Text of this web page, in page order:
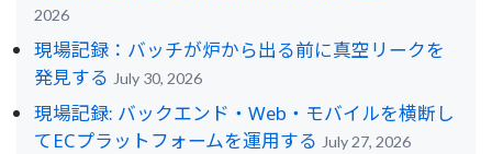
2026
現場記録：バッチが炉から出る前に真空リークを
発見する July 30, 2026
現場記録: バックエンド・Web・モバイルを横断し
てECプラットフォームを運用する July 27, 2026